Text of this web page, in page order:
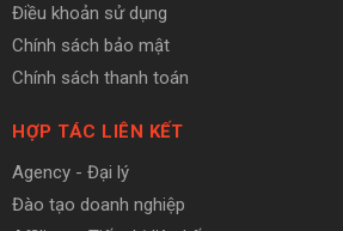
Điều khoản sử dụng
Chính sách bảo mật
Chính sách thanh toán
HỢP TÁC LIÊN KẾT
Agency - Đại lý
Đào tạo doanh nghiệp